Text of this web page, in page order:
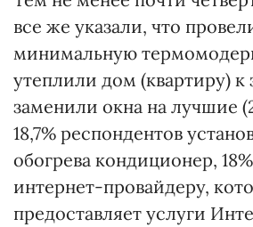
все же указали, что
минимальную
утеплили дом (квартиру) к
заменили окна на лучшие
18,7% респондентов
обогрева кондиционер,
интернет-провайдеру,
предоставляет услуги